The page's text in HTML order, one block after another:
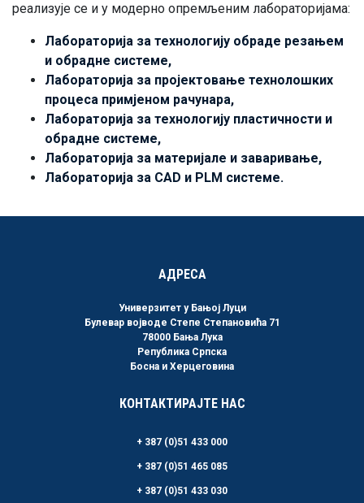
реализује се и у модерно опремљеним лабораторијама:
Лабораторија за технологију обраде резањем
и обрадне системе,
Лабораторија за пројектовање технолошких
процеса примјеном рачунара,
Лабораторија за технологију пластичности и
обрадне системе,
Лабораторија за материјале и заваривање,
Лабораторија за CAD и PLM системе.
АДРЕСА
Универзитет у Бањој Луци
Булевар војводе Степе Степановића 71
78000 Бања Лука
Република Српска
Босна и Херцеговина
КОНТАКТИРАЈТЕ НАС
+ 387 (0)51 433 000
+ 387 (0)51 465 085
+ 387 (0)51 433 030